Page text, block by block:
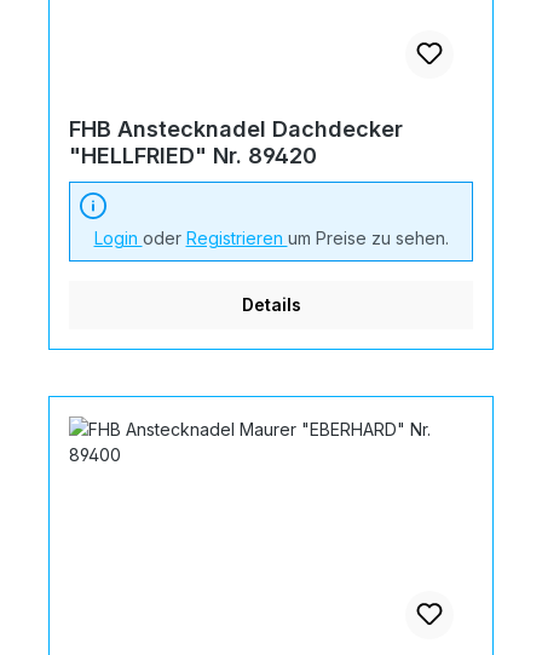
FHB Anstecknadel Dachdecker
"HELLFRIED" Nr. 89420
Login oder Registrieren um Preise zu sehen.
Details